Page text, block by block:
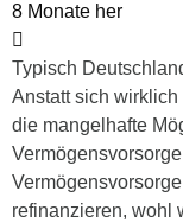
8 Monate her
Typisch
Anstatt sich
die mangelhafte
refinanzieren, wohl